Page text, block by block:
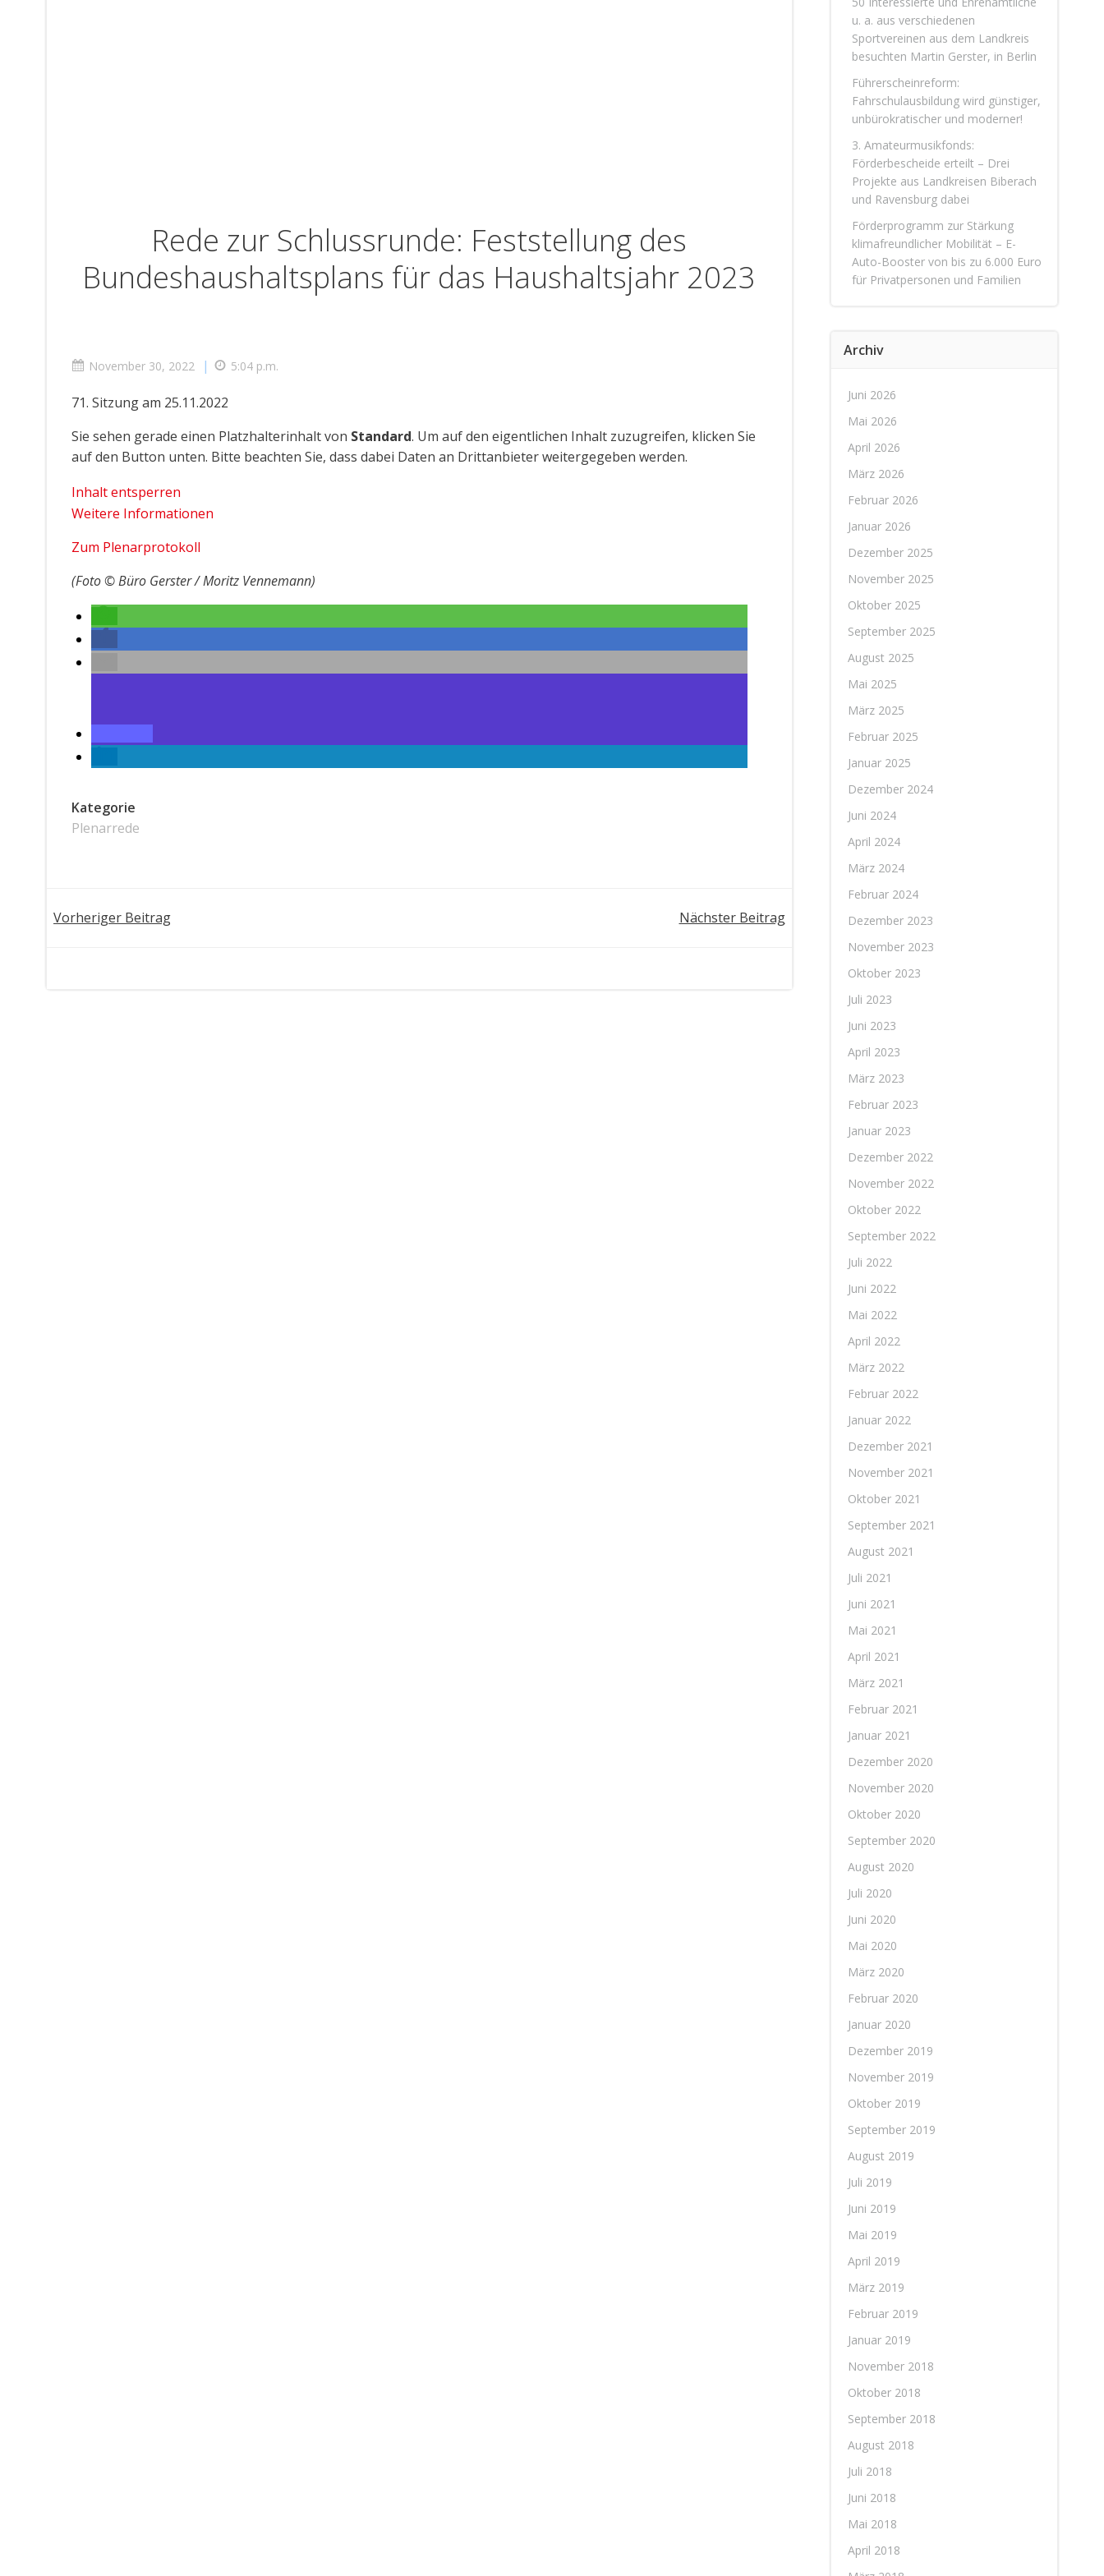
Rede zur Schlussrunde: Feststellung des
Bundeshaushaltsplans für das Haushaltsjahr 2023
November 30, 2022 | 5:04 p.m.
71. Sitzung am 25.11.2022
Sie sehen gerade einen Platzhalterinhalt von Standard. Um auf den eigentlichen Inhalt zuzugreifen, klicken Sie
auf den Button unten. Bitte beachten Sie, dass dabei Daten an Drittanbieter weitergegeben werden.
Inhalt entsperren
Weitere Informationen
Zum Plenarprotokoll
(Foto © Büro Gerster / Moritz Vennemann)
Kategorie
Plenarrede
Post
Vorheriger Beitrag Nächster Beitrag
u. a. aus verschiedenen
Sportvereinen aus dem Landkreis
besuchten Martin Gerster, in Berlin
Führerscheinreform:
Fahrschulausbildung wird günstiger,
unbürokratischer und moderner!
3. Amateurmusikfonds:
Förderbescheide erteilt – Drei
Projekte aus Landkreisen Biberach
und Ravensburg dabei
Förderprogramm zur Stärkung
klimafreundlicher Mobilität – E-
Auto-Booster von bis zu 6.000 Euro
für Privatpersonen und Familien
Archiv
Juni 2026
Mai 2026
April 2026
März 2026
Februar 2026
Januar 2026
Dezember 2025
November 2025
Oktober 2025
September 2025
August 2025
Mai 2025
März 2025
Februar 2025
Januar 2025
Dezember 2024
Juni 2024
April 2024
März 2024
Februar 2024
Dezember 2023
November 2023
Oktober 2023
Juli 2023
Juni 2023
April 2023
März 2023
Februar 2023
Januar 2023
Dezember 2022
November 2022
Oktober 2022
September 2022
Juli 2022
Juni 2022
Mai 2022
April 2022
März 2022
Februar 2022
Januar 2022
Dezember 2021
November 2021
Oktober 2021
September 2021
August 2021
Juli 2021
Juni 2021
Mai 2021
April 2021
März 2021
Februar 2021
Januar 2021
Dezember 2020
November 2020
Oktober 2020
September 2020
August 2020
Juli 2020
Juni 2020
Mai 2020
März 2020
Februar 2020
Januar 2020
Dezember 2019
November 2019
Oktober 2019
September 2019
August 2019
Juli 2019
Juni 2019
Mai 2019
April 2019
März 2019
Februar 2019
Januar 2019
November 2018
Oktober 2018
September 2018
August 2018
Juli 2018
Juni 2018
Mai 2018
April 2018